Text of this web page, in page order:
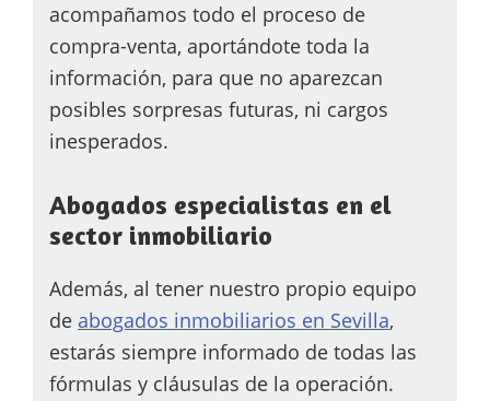
acompañamos todo el proceso de
compra-venta, aportándote toda la
información, para que no aparezcan
posibles sorpresas futuras, ni cargos
inesperados.
Abogados especialistas en el
sector inmobiliario
Además, al tener nuestro propio equipo
de abogados inmobiliarios en Sevilla,
estarás siempre informado de todas las
fórmulas y cláusulas de la operación.